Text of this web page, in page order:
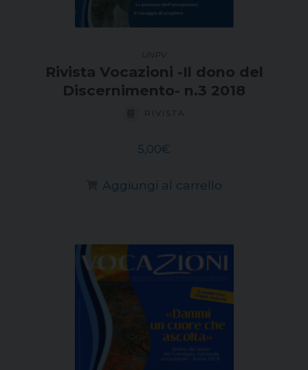
UNPV
Rivista Vocazioni -Il dono del
Discernimento- n.3 2018
RIVISTA
5,00€
Aggiungi al carrello